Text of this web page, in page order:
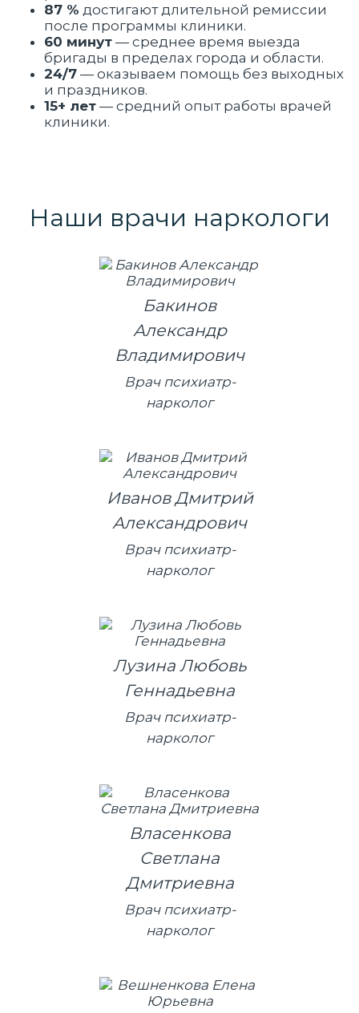
87 % достигают длительной ремиссии
после программы клиники.
60 минут — среднее время выезда
бригады в пределах города и области.
24/7 — оказываем помощь без выходных
и праздников.
15+ лет — средний опыт работы врачей
клиники.
Наши врачи наркологи
Бакинов
Александр
Владимирович
Врач психиатр-
нарколог
Иванов Дмитрий
Александрович
Врач психиатр-
нарколог
Лузина Любовь
Геннадьевна
Врач психиатр-
нарколог
Власенкова
Светлана
Дмитриевна
Врач психиатр-
нарколог